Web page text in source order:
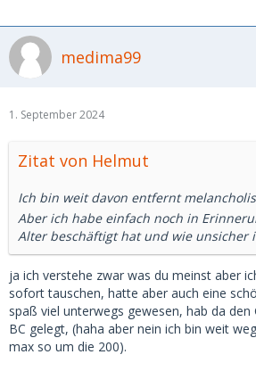
medima99
1. September 2024
Zitat von Helmut
Ich bin weit davon entfernt
Aber ich habe einfach noch in
Alter beschäftigt hat und wie unsicher
ja ich verstehe zwar was du meinst aber
sofort tauschen, hatte aber auch eine
spaß viel unterwegs gewesen, hab da
BC gelegt, (haha aber nein ich bin weit
max so um die 200).